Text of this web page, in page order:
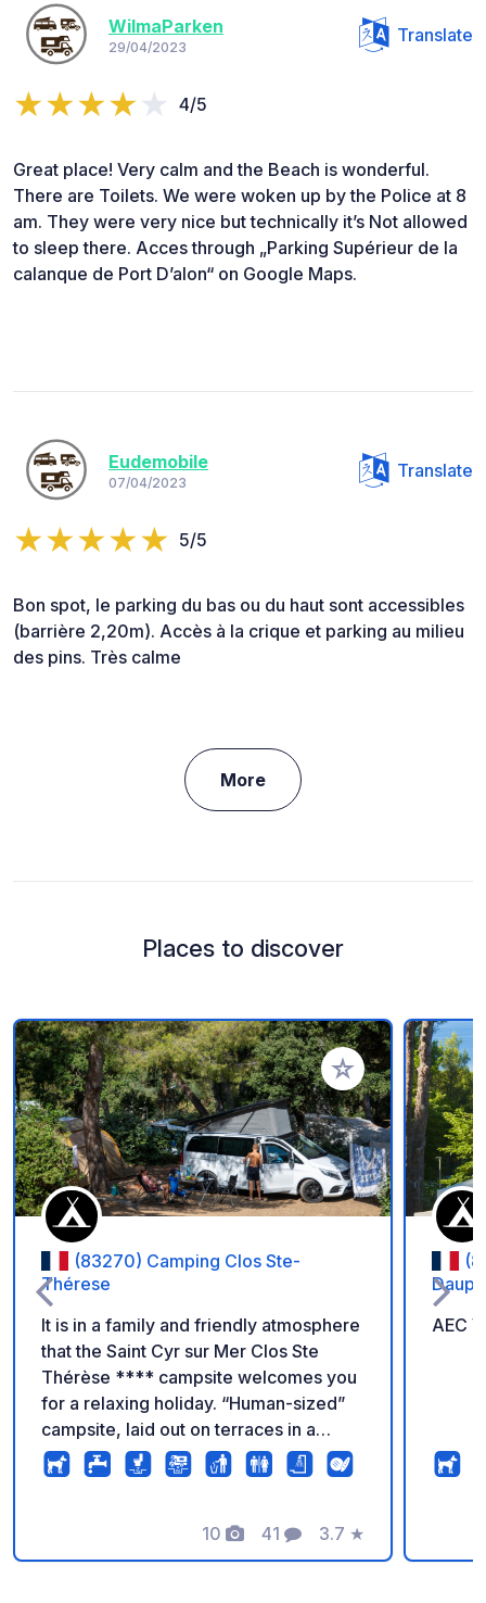
WilmaParken
29/04/2023
Translate
4/5
Great place! Very calm and the Beach is wonderful.
There are Toilets. We were woken up by the Police at 8
am. They were very nice but technically it’s Not allowed
to sleep there. Acces through „Parking Supérieur de la
calanque de Port D’alon“ on Google Maps.
Eudemobile
07/04/2023
Translate
5/5
Bon spot, le parking du bas ou du haut sont accessibles
(barrière 2,20m). Accès à la crique et parking au milieu
des pins. Très calme
More
Places to discover
Add to your
(83270) Camping Clos Ste-
Thérese
It is in a family and friendly atmosphere
that the Saint Cyr sur Mer Clos Ste
Thérèse **** campsite welcomes you
for a relaxing holiday. “Human-sized”
campsite, laid out on terraces in a
preserved setting, in order to offer
maximum privacy to our pitches and
hectares nestled on a hill, close to
10
Photos
41
Comments
3.7
Rating
★
AEC